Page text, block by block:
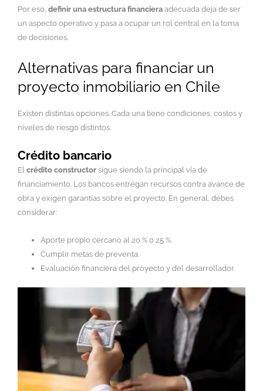
Por eso, definir una estructura financiera adecuada deja de ser
un aspecto operativo y pasa a ocupar un rol central en la toma
de decisiones.
Alternativas para financiar un
proyecto inmobiliario en Chile
Existen distintas opciones. Cada una tiene condiciones, costos y
niveles de riesgo distintos.
Crédito bancario
El crédito constructor sigue siendo la principal vía de
financiamiento. Los bancos entregan recursos contra avance de
obra y exigen garantías sobre el proyecto. En general, debes
considerar:
Aporte propio cercano al 20 % o 25 %.
Cumplir metas de preventa.
Evaluación financiera del proyecto y del desarrollador.